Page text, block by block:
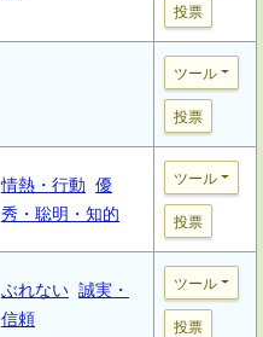
投票
ツール
投票
情熱・行動 優
秀・聡明・知的
ツール
投票
ぶれない 誠実・
信頼
ツール
投票